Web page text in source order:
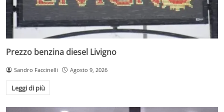
Prezzo benzina diesel Livigno
Sandro Faccinelli Agosto 9, 2026
Leggi di più